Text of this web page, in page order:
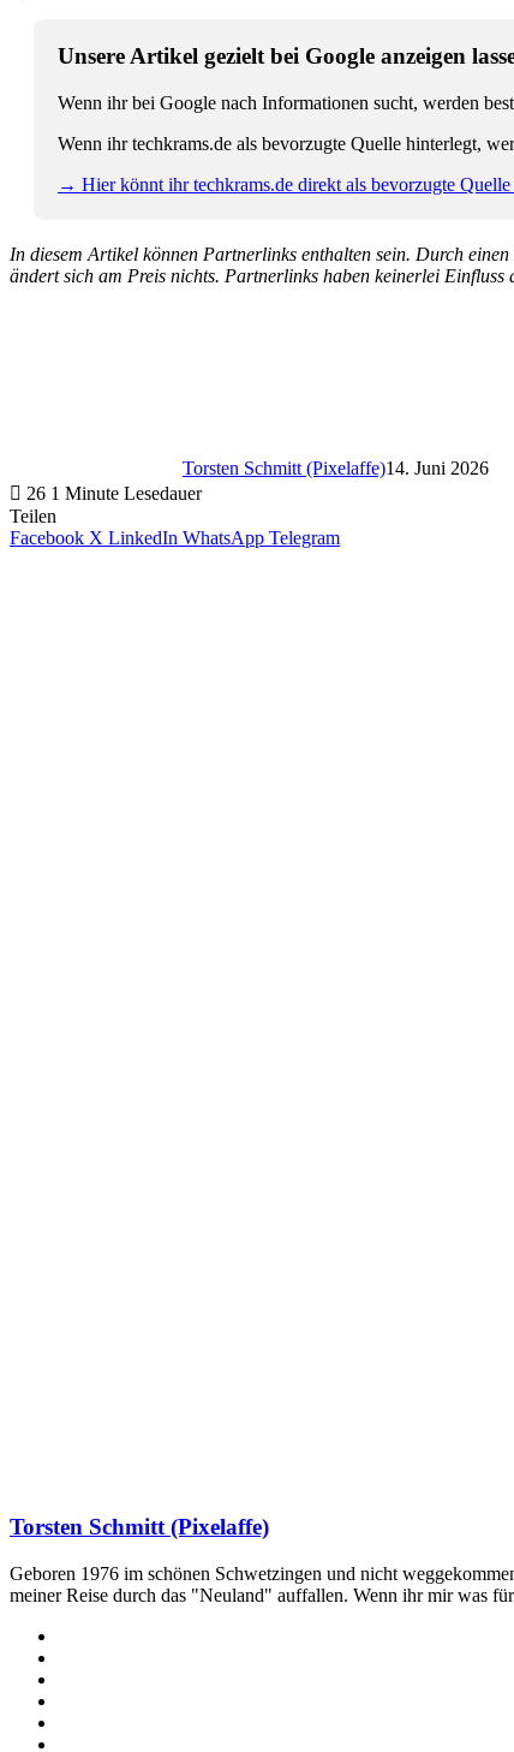
Unsere Artikel gezielt bei Google anzeigen
Wenn ihr bei Google nach Informationen sucht, werden
Wenn ihr techkrams.de als bevorzugte Quelle hinterlegt,
→ Hier könnt ihr techkrams.de direkt als bevorzugte Quelle
In diesem Artikel können Partnerlinks enthalten sein. Durch
ändert sich am Preis nichts. Partnerlinks haben keinerlei Einfluss
Torsten Schmitt (Pixelaffe)14. Juni 2026
26 1 Minute Lesedauer
Teilen
Facebook X LinkedIn WhatsApp Telegram
Torsten Schmitt (Pixelaffe)
Geboren 1976 im schönen Schwetzingen und nicht
meiner Reise durch das "Neuland" auffallen. Wenn ihr mir was